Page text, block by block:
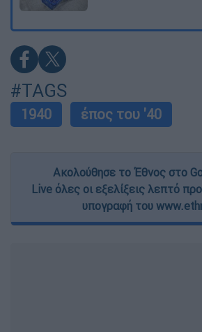
#TAGS
1940 έπος του '40
Ακολούθησε το Έθνος στο
Live όλες οι εξελίξεις λεπτό
υπογραφή του